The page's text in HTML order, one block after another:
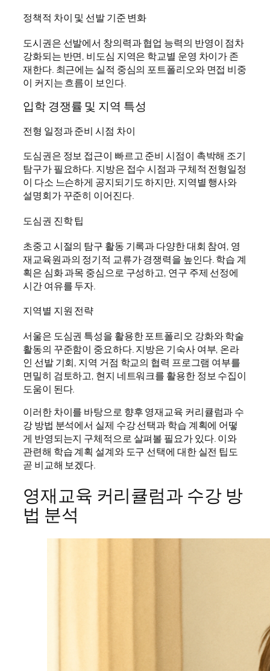
정책적 차이 및 선발 기준 변화
도시권은 선발에서 창의력과 협업 능력의 반영이 점차
강화되는 반면, 비도심 지역은 학교별 운영 차이가 존
재한다. 최근에는 실적 중심의 포트폴리오와 면접 비중
이 커지는 흐름이 보인다.
입학 경쟁률 및 지역 특성
전형 일정과 준비 시점 차이
도심권은 정보 접근이 빠르고 준비 시점이 촉박해 조기
탐구가 필요하다. 지방은 접수 시점과 구체적 전형일정
이 다소 느슨하게 공지되기도 하지만, 지역별 행사와
설명회가 꾸준히 이어진다.
도심권 진학 팁
초중고 시절의 탐구 활동 기록과 다양한 대회 참여, 영
재교육원과의 정기적 교류가 경쟁력을 높인다. 학습 계
획은 심화 과목 중심으로 구성하고, 연구 주제 선정에
시간 여유를 두자.
지역별 지원 전략
서울은 도심권 특성을 활용한 포트폴리오 강화와 학술
활동의 꾸준함이 중요하다. 지방은 기숙사 여부, 온라
인 선발 기회, 지역 거점 학교의 협력 프로그램 여부를
면밀히 검토하고, 현지 네트워크를 활용한 정보 수집이
도움이 된다.
이러한 차이를 바탕으로 향후 영재교육 커리큘럼과 수
강 방법 분석에서 실제 수강 선택과 학습 계획에 어떻
게 반영되는지 구체적으로 살펴볼 필요가 있다. 이와
관련해 학습 계획 설계와 도구 선택에 대한 실전 팁도
곧 비교해 보겠다.
영재교육 커리큘럼과 수강 방
법 분석